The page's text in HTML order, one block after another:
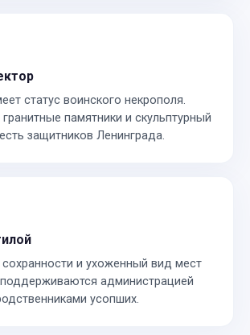
статус воинского некрополя.
памятники и скульптурный
защитников Ленинграда.
и ухоженный вид мест
администрацией
усопших.